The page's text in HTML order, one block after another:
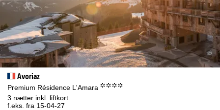
Avoriaz
Premium Résidence L'Amara °°°°
3 nætter inkl. liftkort
f.eks. fra 15-04-27